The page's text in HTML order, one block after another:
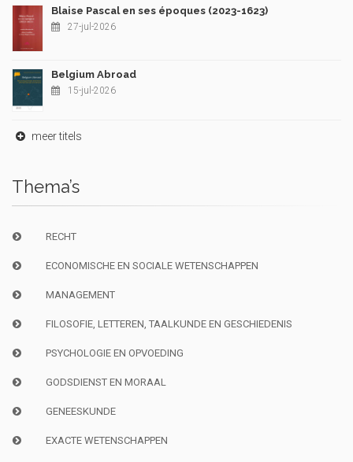
Blaise Pascal en ses époques (2023-1623)
27-jul-2026
Belgium Abroad
15-jul-2026
meer titels
Thema’s
RECHT
ECONOMISCHE EN SOCIALE WETENSCHAPPEN
MANAGEMENT
FILOSOFIE, LETTEREN, TAALKUNDE EN GESCHIEDENIS
PSYCHOLOGIE EN OPVOEDING
GODSDIENST EN MORAAL
GENEESKUNDE
EXACTE WETENSCHAPPEN